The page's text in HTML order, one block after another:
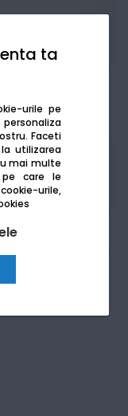
ta
urile pe
Faceti
utilizarea
mai multe
pe care le
urile,
Compară
platforma de